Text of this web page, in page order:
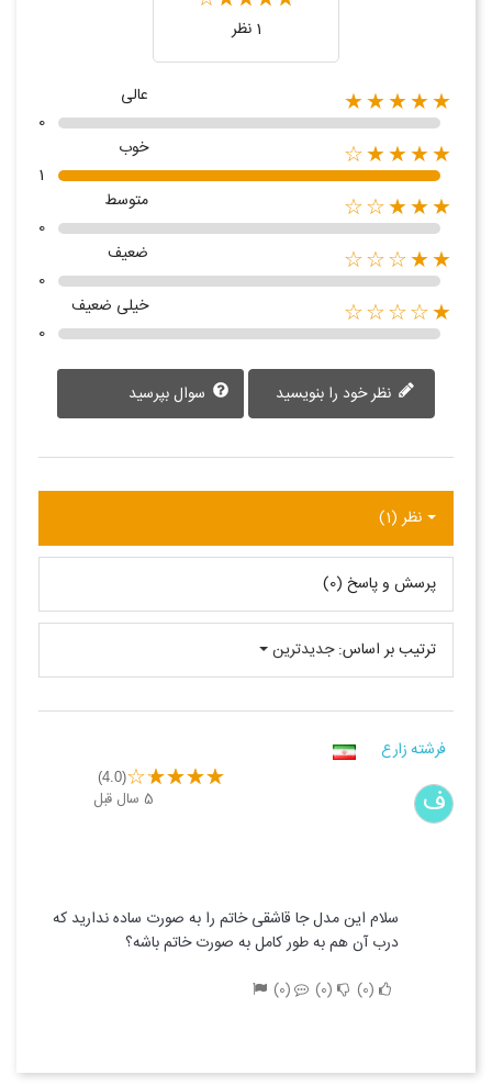
1 نظر
★★★★★
عالی
0
★★★★☆
خوب
1
★★★☆☆
متوسط
0
★★☆☆☆
ضعیف
0
★☆☆☆☆
خیلی ضعیف
0
سوال بپرسید
نظر (1)
پرسش و پاسخ (0)
ترتیب بر اساس: جدیدترین
ف
فرشته زارع
(4.0)
5 سال قبل
سلام این مدل جا قاشقی خاتم را به صورت ساده ندارید که
درب آن هم به طور کامل به صورت خاتم باشه؟
0
0
0